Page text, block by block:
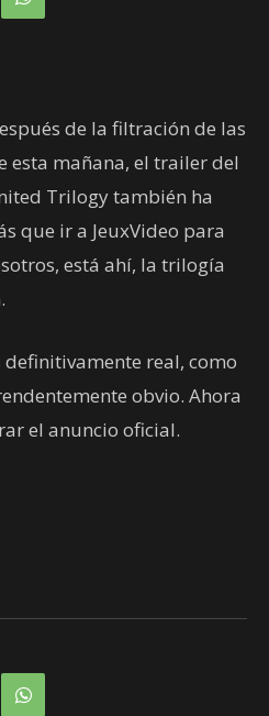
de la filtración de las
esta mañana, el trailer del
Trilogy también ha
que ir a JeuxVideo para
está ahí, la trilogía
definitivamente real, como
obvio. Ahora
el anuncio oficial.